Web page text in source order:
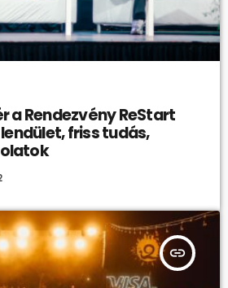
a Rendezvény ReStart
insert_link